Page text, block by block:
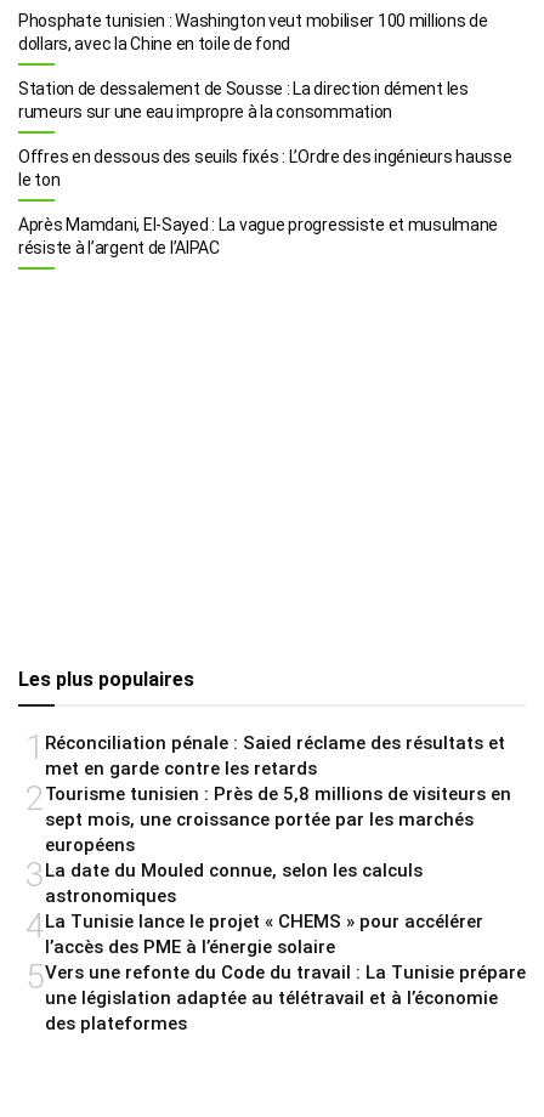
Phosphate tunisien : Washington veut mobiliser 100 millions de
dollars, avec la Chine en toile de fond
Station de dessalement de Sousse : La direction dément les
rumeurs sur une eau impropre à la consommation
Offres en dessous des seuils fixés : L’Ordre des ingénieurs hausse
le ton
Après Mamdani, El-Sayed : La vague progressiste et musulmane
résiste à l’argent de l’AIPAC
Les plus populaires
1 Réconciliation pénale : Saied réclame des résultats et
met en garde contre les retards
2Tourisme tunisien : Près de 5,8 millions de visiteurs en
sept mois, une croissance portée par les marchés
européens
3La date du Mouled connue, selon les calculs
astronomiques
4La Tunisie lance le projet « CHEMS » pour accélérer
l’accès des PME à l’énergie solaire
5Vers une refonte du Code du travail : La Tunisie prépare
une législation adaptée au télétravail et à l’économie
des plateformes